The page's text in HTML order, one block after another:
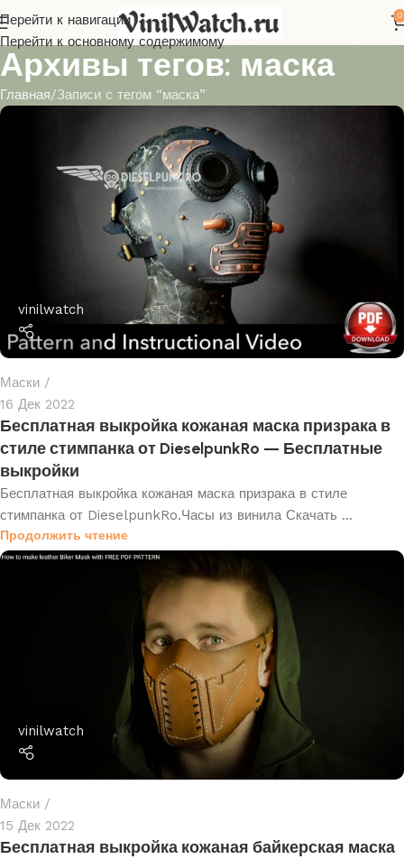
Перейти к навигации
Перейти к основному содержимому
0
Архивы тегов: маска
Главная Записи с тегом “маска”
vinilwatch
Маски
16 Дек 2022
Бесплатная выкройка кожаная маска призрака в
стиле стимпанка от DieselpunkRo — Бесплатные
выкройки
Бесплатная выкройка кожаная маска призрака в стиле
стимпанка от DieselpunkRo.Часы из винила Скачать ...
Продолжить чтение
vinilwatch
Маски
15 Дек 2022
Бесплатная выкройка кожаная байкерская маска